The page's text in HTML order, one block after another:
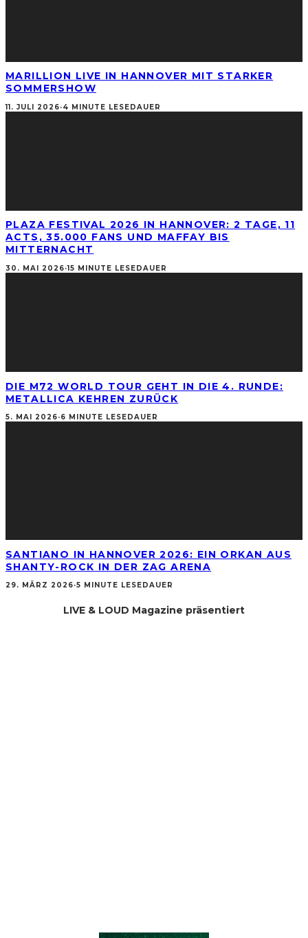
MARILLION LIVE IN HANNOVER MIT STARKER
SOMMERSHOW
11. JULI 2026·4 MINUTE LESEDAUER
PLAZA FESTIVAL 2026 IN HANNOVER: 2 TAGE, 11
ACTS, 35.000 FANS UND MAFFAY BIS
MITTERNACHT
30. MAI 2026·15 MINUTE LESEDAUER
DIE M72 WORLD TOUR GEHT IN DIE 4. RUNDE:
METALLICA KEHREN ZURÜCK
5. MAI 2026·6 MINUTE LESEDAUER
SANTIANO IN HANNOVER 2026: EIN ORKAN AUS
SHANTY-ROCK IN DER ZAG ARENA
29. MÄRZ 2026·5 MINUTE LESEDAUER
LIVE & LOUD Magazine präsentiert